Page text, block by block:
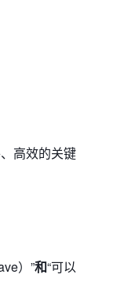
高效的关键
）”和“可以